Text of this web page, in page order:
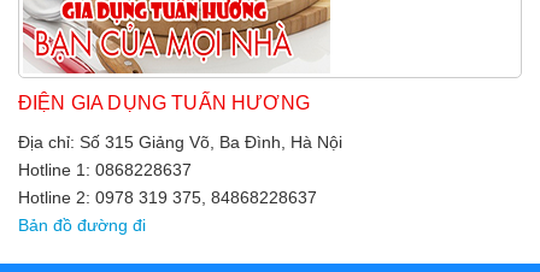
ĐIỆN GIA DỤNG TUẤN HƯƠNG
Địa chỉ: Số 315 Giảng Võ, Ba Đình, Hà Nội
Hotline 1: 0868228637
Hotline 2: 0978 319 375, 84868228637
Bản đồ đường đi